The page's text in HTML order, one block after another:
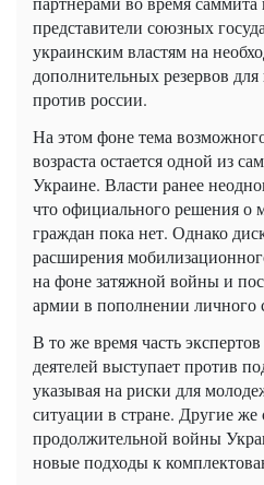
представители союзных
украинским властям на
дополнительных резервов
против россии.
На этом фоне тема
возраста остается одной из
Украине. Власти ранее
что официального решения о
граждан пока нет. Однако
расширения
на фоне затяжной войны и
армии в пополнении личного
В то же время часть
деятелей выступает против
указывая на риски для
ситуации в стране. Другие
продолжительной войны
новые подходы к